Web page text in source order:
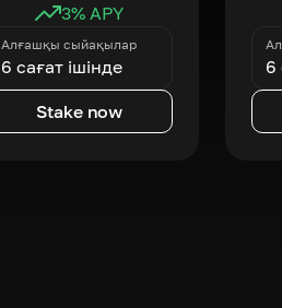
3% APY
Алғашқы сыйақылар
6 сағат ішінде
Stake now
6